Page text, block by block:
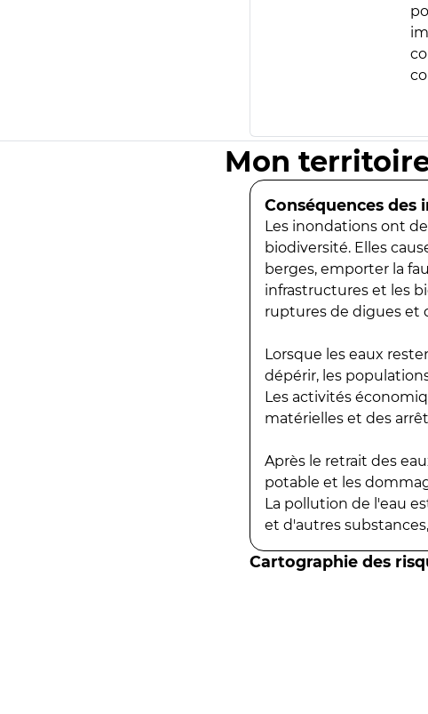
Mon
Conséquences des
Les inondations ont
biodiversité. Elles
berges, emporter la
infrastructures et les
ruptures de digues et
Lorsque les eaux
dépérir, les
Les activités
matérielles et des
Après le retrait des
potable et les
La pollution de l'eau
et d'autres
Cartographie des